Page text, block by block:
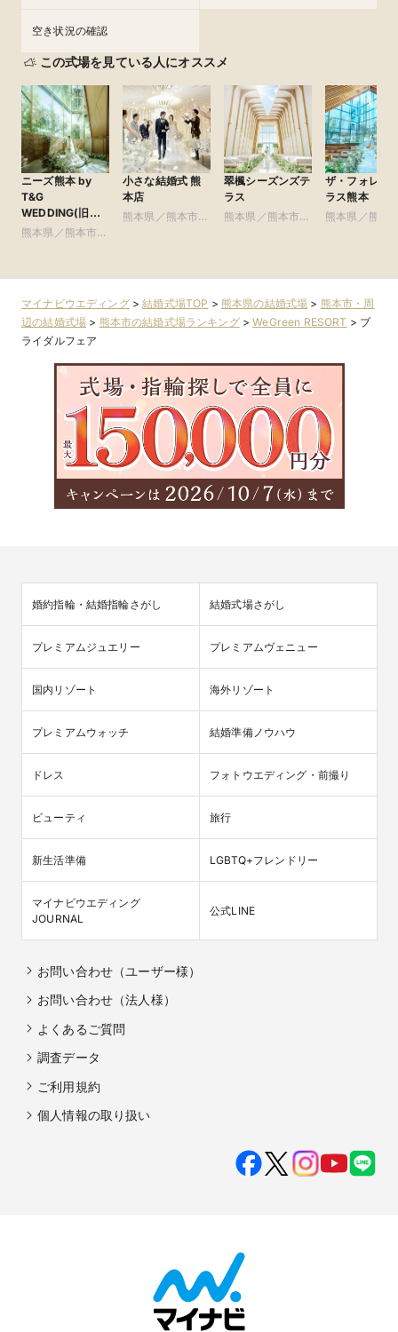
空き状況の確認
この式場を見ている人にオススメ
ニーズ熊本 by
T&G
WEDDING(旧
アーフェリーク迎
熊本県／熊本市・
小さな結婚式 熊
本店
熊本県／熊本市・
翠楓シーズンズテ
ラス
熊本県／熊本市・
ザ・フォレス
ラス熊本
熊本県／熊本
マイナビウエディング>結婚式場TOP > 熊本県の結婚式場 > 熊本市・周
辺の結婚式場 > 熊本市の結婚式場ランキング>WeGreen RESORT > ブ
ライダルフェア
婚約指輪・結婚指輪さがし 結婚式場さがし
プレミアムジュエリー プレミアムヴェニュー
国内リゾート 海外リゾート
プレミアムウォッチ 結婚準備ノウハウ
ドレス フォトウエディング・前撮り
ビューティ 旅行
新生活準備 LGBTQ+フレンドリー
マイナビウエディング
JOURNAL
公式LINE
お問い合わせ（ユーザー様）
お問い合わせ（法人様）
よくあるご質問
調査データ
ご利用規約
個人情報の取り扱い